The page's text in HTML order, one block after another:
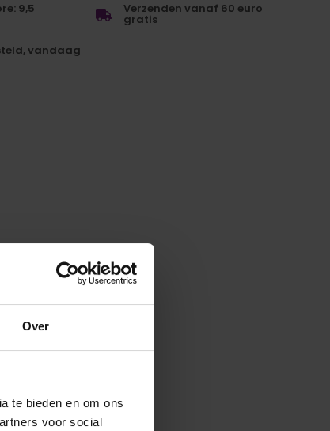
Over
te bieden en om ons
voor social
9,5 Verzenden vanaf 60 euro
gratis
vandaag
producten